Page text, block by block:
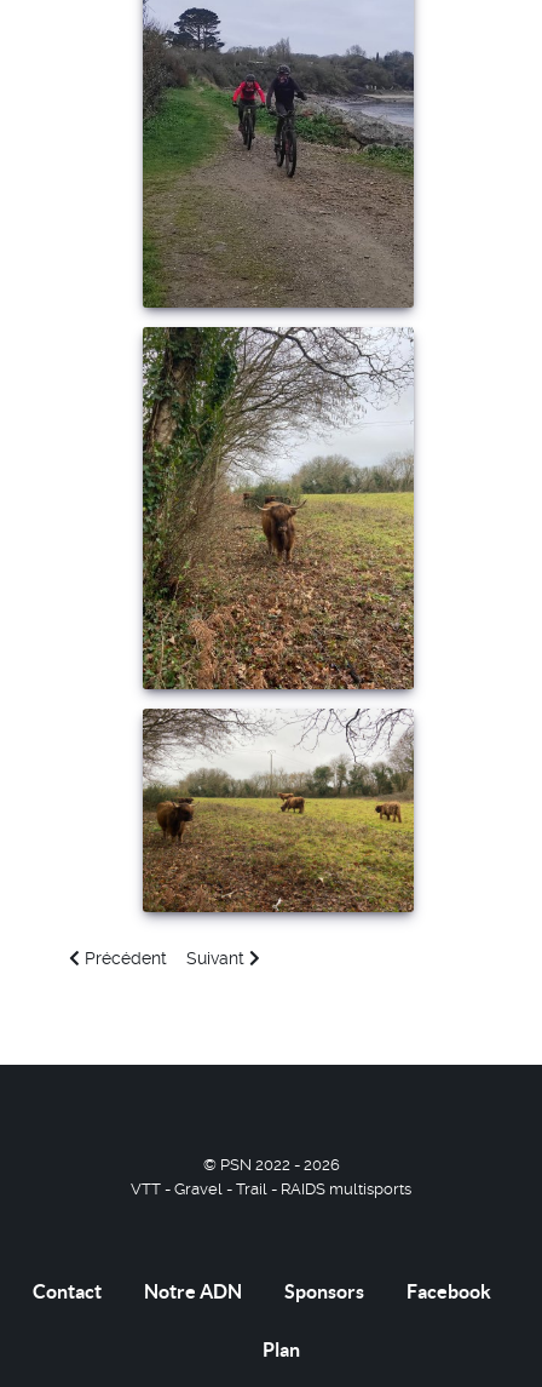
Article précédent : Koat an Elorn
Précédent Article suivant : Rando VTT & Gravel 2023
Suivant
© PSN 2022 - 2026
VTT - Gravel - Trail - RAIDS multisports
Contact Notre ADN Sponsors Facebook
Plan